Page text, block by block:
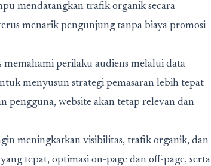
mendatangkan trafik organik secara
menarik pengunjung tanpa biaya promosi
perilaku audiens melalui data
menyusun strategi pemasaran lebih tepat
pengguna, website akan tetap relevan dan
meningkatkan visibilitas, trafik organik, dan
tepat, optimasi on-page dan off-page, serta